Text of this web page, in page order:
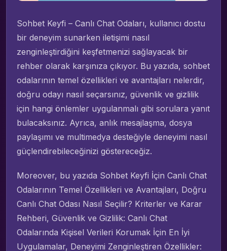
Sohbet Keyfi – Canlı Chat Odaları, kullanıcı dostu
bir deneyim sunarken iletişimi nasıl
zenginleştirdiğini keşfetmenizi sağlayacak bir
rehber olarak karşınıza çıkıyor. Bu yazıda, sohbet
odalarının temel özellikleri ve avantajları nelerdir,
doğru odayı nasıl seçarsınız, güvenlik ve gizlilik
için hangi önlemler uygulanmalı gibi sorulara yanıt
bulacaksınız. Ayrıca, anlık mesajlaşma, dosya
paylaşımı ve multimedya desteğiyle deneyimi nasıl
güçlendirebileceğinizi göstereceğiz.
Moreover, bu yazıda Sohbet Keyfi İçin Canlı Chat
Odalarının Temel Özellikleri ve Avantajları, Doğru
Canlı Chat Odası Nasıl Seçilir? Kriterler ve Karar
Rehberi, Güvenlik ve Gizlilik: Canlı Chat
Odalarında Kişisel Verileri Korumak İçin En İyi
Uygulamalar, Deneyimi Zenginleştiren Özellikler: